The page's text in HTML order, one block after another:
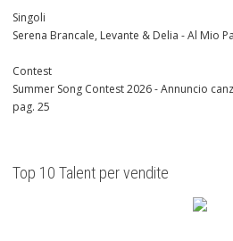
Singoli
Serena Brancale, Levante & Delia - Al Mio
Contest
Summer Song Contest 2026 - Annuncio
pag. 25
Top 10 Talent per vendite